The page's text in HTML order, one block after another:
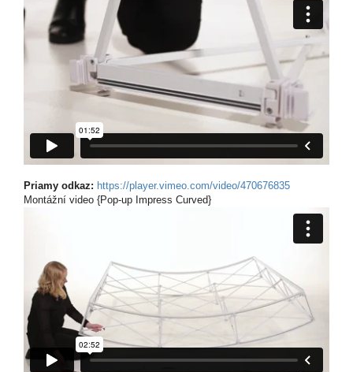
Priamy odkaz: https://player.vimeo.com/video/470676835
Montážní video {Pop-up Impress Curved}